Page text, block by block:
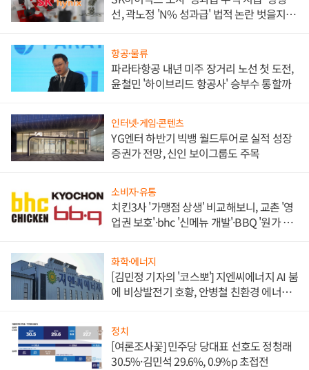
선, 곽노정 'N% 성과급' 법적 논란 벗을지 주
항공·물류
파라타항공 내년 미주 장거리 노선 첫 도전,
윤철민 '하이브리드 항공사' 승부수 통할까
인터넷·게임·콘텐츠
YG엔터 하반기 빅뱅 월드투어로 실적 성장
증권가 전망, 신인 보이그룹도 주목
소비자·유통
치킨3사 '가맹점 상생' 비교해보니, 교촌 '영
업권 보호'·bhc '신메뉴 개발'·BBQ '원가 부
화학·에너지
[김민정 기자의 '코스뽀'] 지엔씨에너지 AI 붐
에 비상발전기 호황, 안병철 친환경 에너지
정치
[여론조사꽃] 민주당 당대표 선호도 정청래
30.5%·김민석 29.6%, 0.9%p 초접전